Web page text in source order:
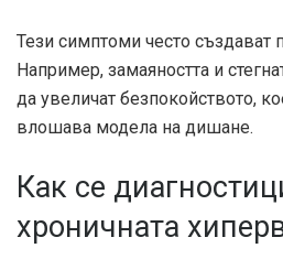
Тези симптоми често създават
Например, замаяността и
да увеличат безпокойството,
влошава модела на дишане.
Как се
хроничната